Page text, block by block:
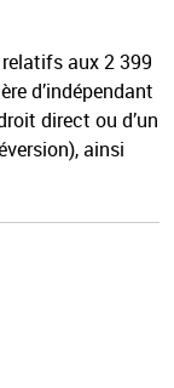
aux 2 399
d’indépendant
direct ou d’un
ainsi